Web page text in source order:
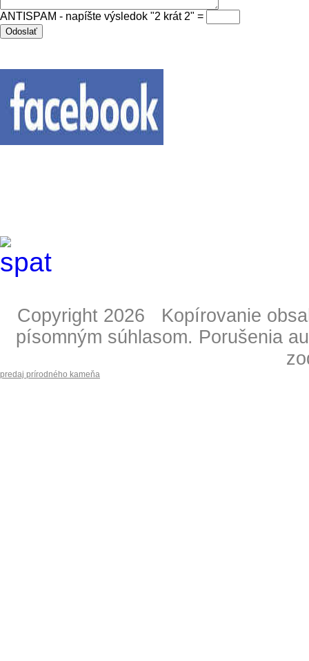
ANTISPAM - napíšte výsledok "2 krát 2" =
Copyright 2026 Kopírovanie
písomným súhlasom. Porušenia
predaj prírodného kameňa